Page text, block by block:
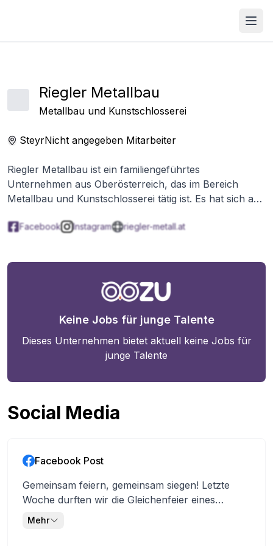
Riegler Metallbau
Metallbau und Kunstschlosserei
SteyrNicht angegeben Mitarbeiter
Riegler Metallbau ist ein familiengeführtes
Unternehmen aus Oberösterreich, das im Bereich
Metallbau und Kunstschlosserei tätig ist. Es hat sich auf
Metall spezialisiert und zeichnet sich durch hohe
Facebook Instagram riegler-metall.at
Keine Jobs für junge Talente
Dieses Unternehmen bietet aktuell keine Jobs für
junge Talente
Social Media
Facebook Post
Gemeinsam feiern, gemeinsam siegen! Letzte
Woche durften wir die Gleichenfeier eines
unserer aktuellen Top-Projekte zelebrieren. Ein
Mehr